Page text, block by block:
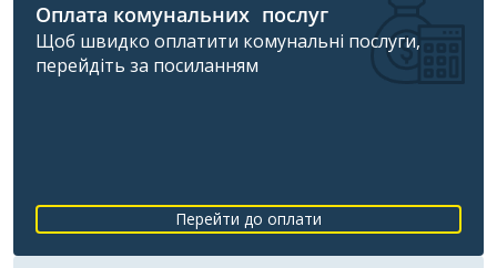
Оплата комунальних послуг
Щоб швидко оплатити комунальні послуги,
перейдіть за посиланням
Перейти до оплати